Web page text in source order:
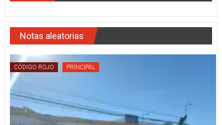
Notas aleatorias
CÓDIGO ROJO PRINCIPAL